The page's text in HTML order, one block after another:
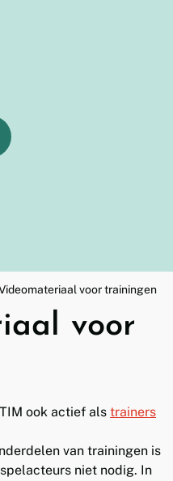
voor trainingen
voor
ook actief als trainers
van trainingen is
niet nodig. In